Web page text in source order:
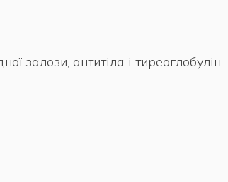
залози, антитіла і тиреоглобулін